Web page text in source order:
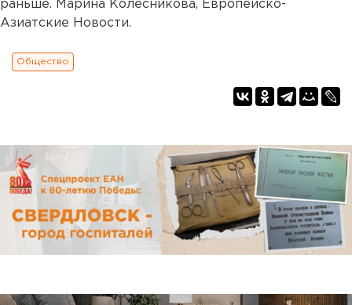
раньше. Марина Колесникова, Европейско-
Азиатские Новости.
Общество